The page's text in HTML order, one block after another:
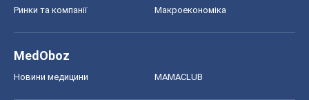
Ринки та компанії Макроекономіка
MedOboz
Новини медицини MAMACLUB